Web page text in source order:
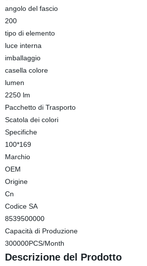
angolo del fascio
200
tipo di elemento
luce interna
imballaggio
casella colore
lumen
2250 lm
Pacchetto di Trasporto
Scatola dei colori
Specifiche
100*169
Marchio
OEM
Origine
Cn
Codice SA
8539500000
Capacità di Produzione
300000PCS/Month
Descrizione del Prodotto